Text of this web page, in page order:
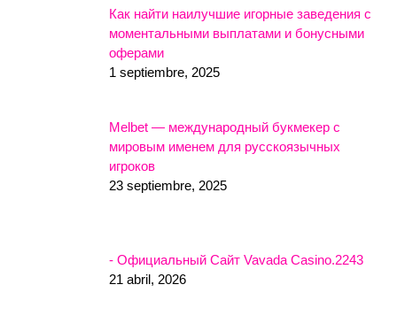
Как найти наилучшие игорные заведения с
моментальными выплатами и бонусными
оферами
1 septiembre, 2025
Melbet — международный букмекер с
мировым именем для русскоязычных
игроков
23 septiembre, 2025
- Официальный Сайт Vavada Casino.2243
21 abril, 2026